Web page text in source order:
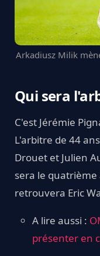
Arkadiusz Milik
Qui sera
C'est Jérémie
L'arbitre de 44
Drouet et Julien
sera le
retrouvera Eric
A lire aussi :
présenter en